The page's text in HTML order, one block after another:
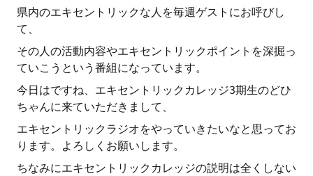
県内のエキセントリックな人を毎週ゲストにお呼びし
て、
その人の活動内容やエキセントリックポイントを深掘っ
ていこうという番組になっています。
今日はですね、エキセントリックカレッジ3期生のどひ
ちゃんに来ていただきまして、
エキセントリックラジオをやっていきたいなと思ってお
ります。よろしくお願いします。
ちなみにエキセントリックカレッジの説明は全くしない